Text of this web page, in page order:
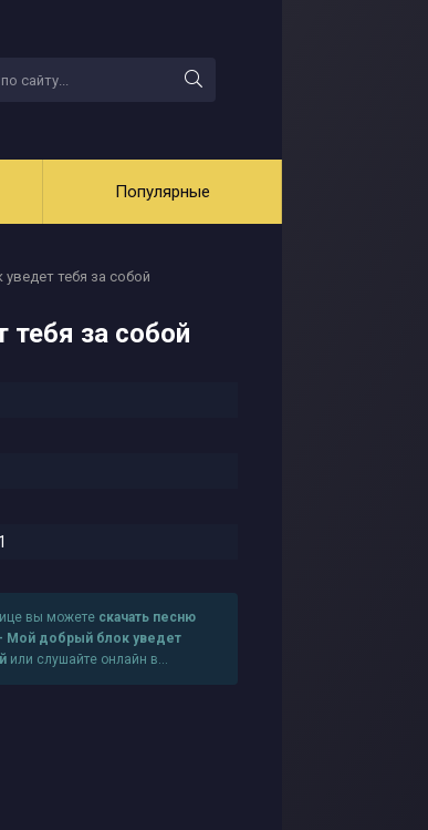
Популярные
тебя за собой
за собой
вы можете скачать песню
- Мой добрый блок уведет
или слушайте онлайн в